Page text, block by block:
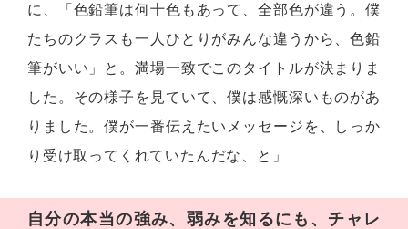
に、「色鉛筆は何十色もあって、全部色が違う。僕
たちのクラスも一人ひとりがみんな違うから、色鉛
筆がいい」と。満場一致でこのタイトルが決まりま
した。その様子を見ていて、僕は感慨深いものがあ
りました。僕が一番伝えたいメッセージを、しっか
り受け取ってくれていたんだな、と」
自分の本当の強み、弱みを知るにも、チャレ